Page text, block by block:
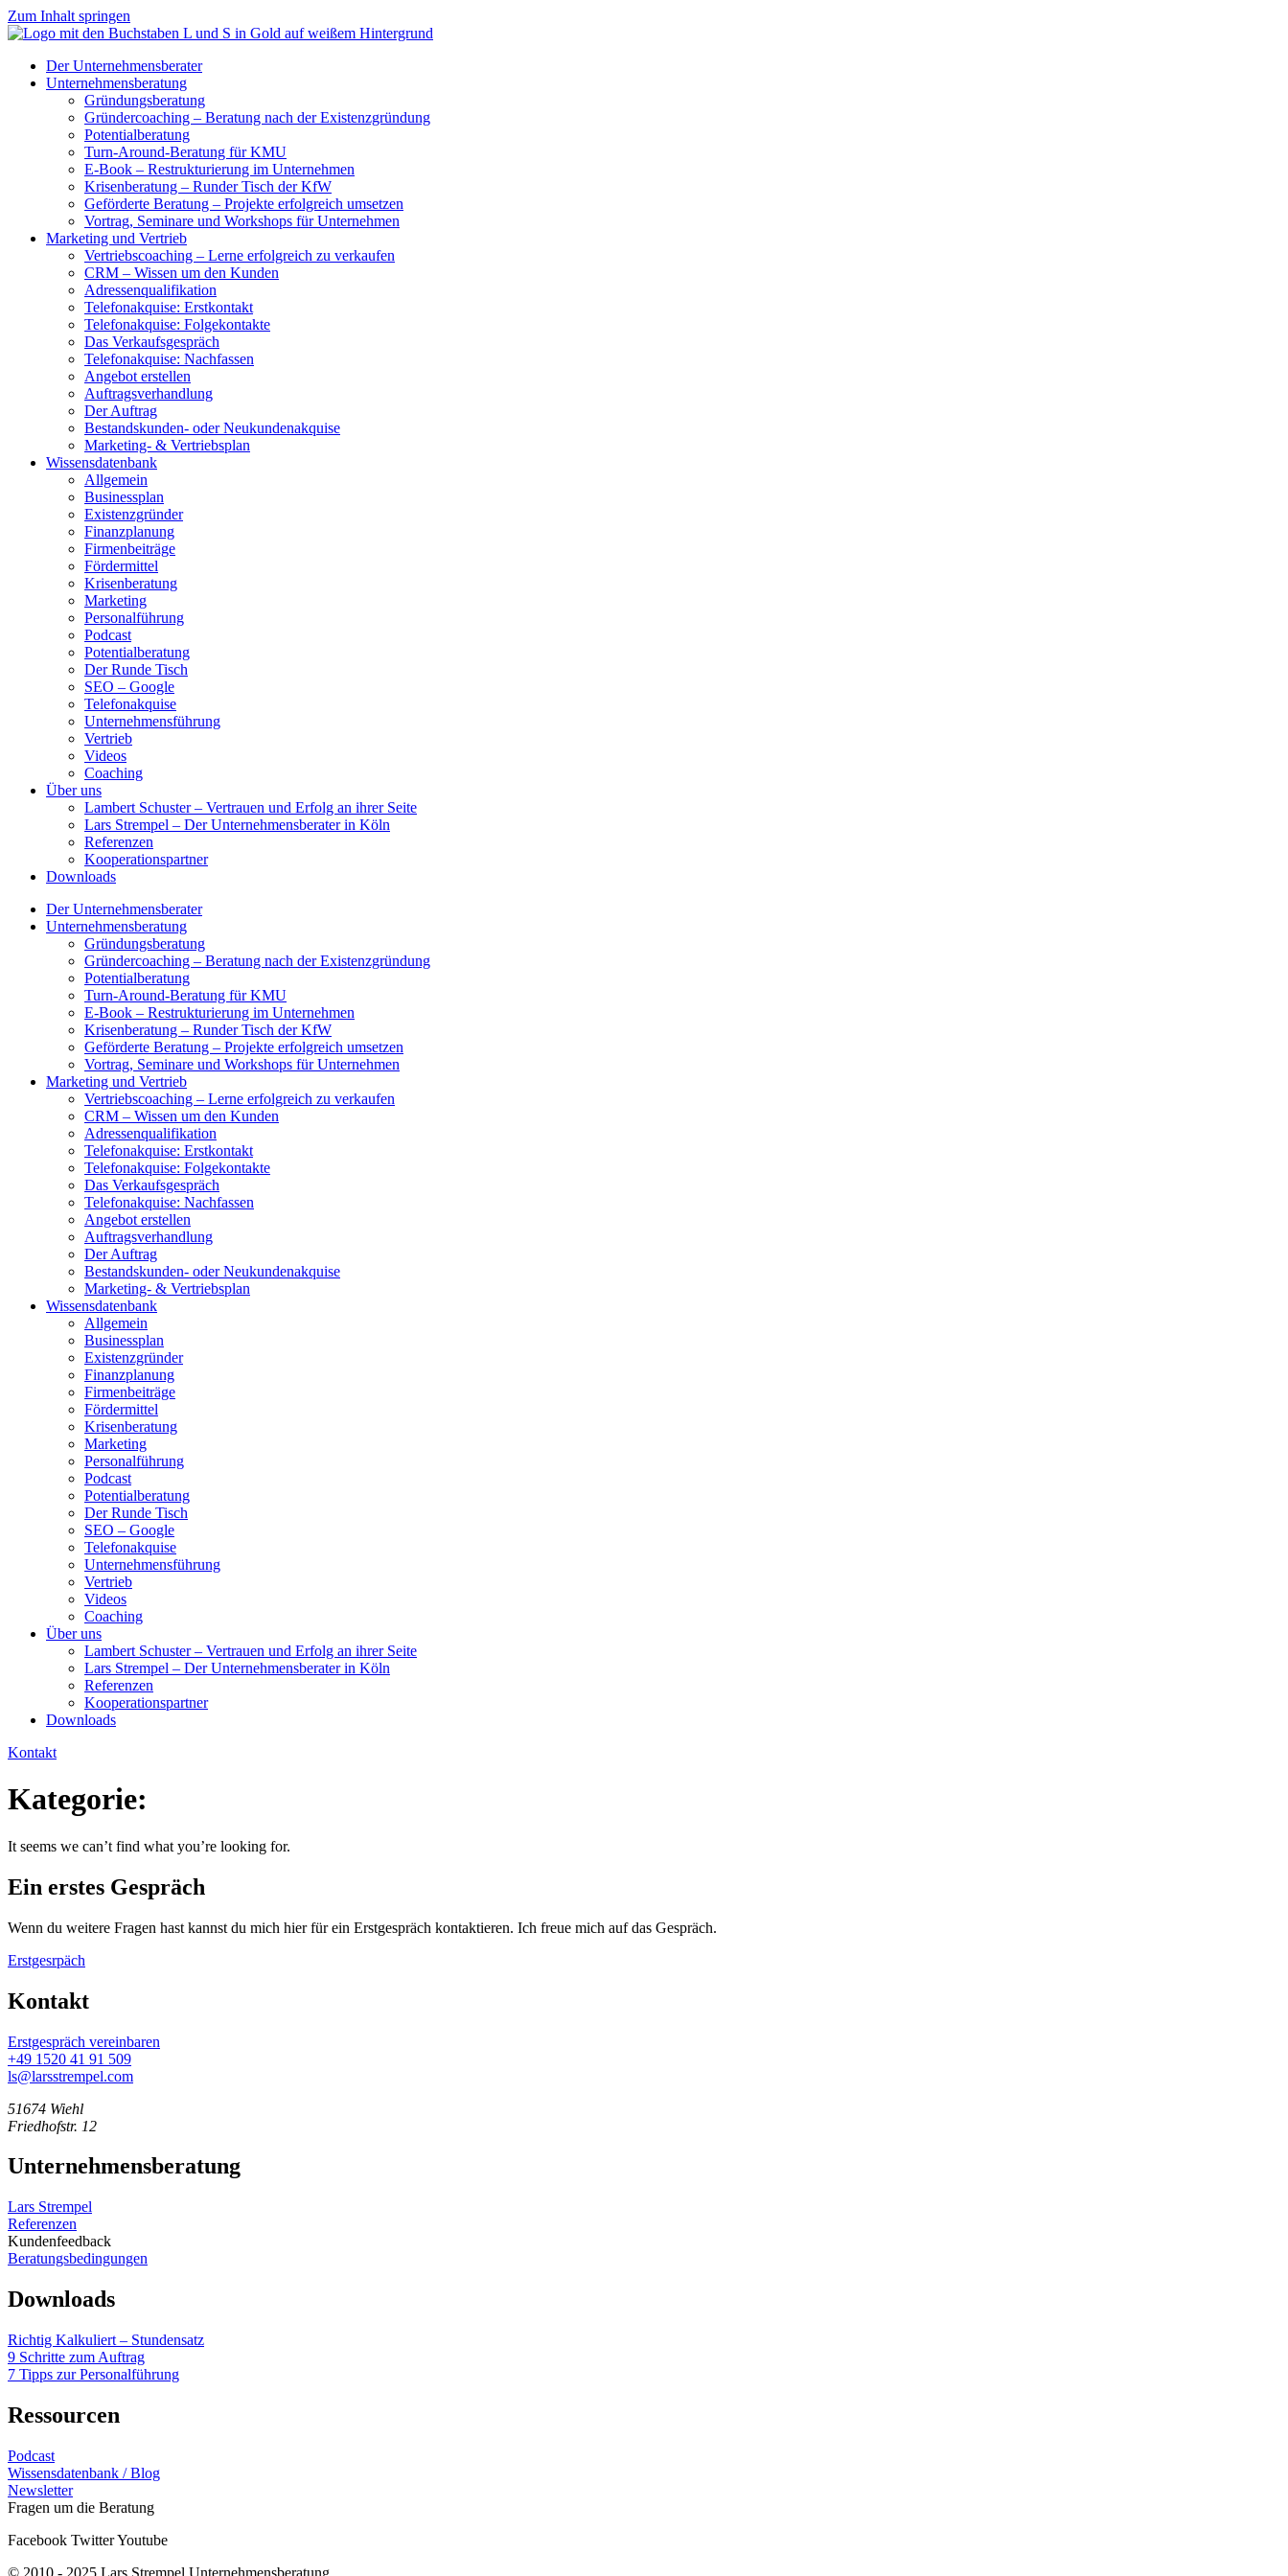
Zum Inhalt springen
Der Unternehmensberater
Unternehmensberatung
Gründungsberatung
Gründercoaching – Beratung nach der Existenzgründung
Potentialberatung
Turn-Around-Beratung für KMU
E-Book – Restrukturierung im Unternehmen
Krisenberatung – Runder Tisch der KfW
Geförderte Beratung – Projekte erfolgreich umsetzen
Vortrag, Seminare und Workshops für Unternehmen
Marketing und Vertrieb
Vertriebscoaching – Lerne erfolgreich zu verkaufen
CRM – Wissen um den Kunden
Adressenqualifikation
Telefonakquise: Erstkontakt
Telefonakquise: Folgekontakte
Das Verkaufsgespräch
Telefonakquise: Nachfassen
Angebot erstellen
Auftragsverhandlung
Der Auftrag
Bestandskunden- oder Neukundenakquise
Marketing- & Vertriebsplan
Wissensdatenbank
Allgemein
Businessplan
Existenzgründer
Finanzplanung
Firmenbeiträge
Fördermittel
Krisenberatung
Marketing
Personalführung
Podcast
Potentialberatung
Der Runde Tisch
SEO – Google
Telefonakquise
Unternehmensführung
Vertrieb
Videos
Coaching
Über uns
Lambert Schuster – Vertrauen und Erfolg an ihrer Seite
Lars Strempel – Der Unternehmensberater in Köln
Referenzen
Kooperationspartner
Downloads
Der Unternehmensberater
Unternehmensberatung
Gründungsberatung
Gründercoaching – Beratung nach der Existenzgründung
Potentialberatung
Turn-Around-Beratung für KMU
E-Book – Restrukturierung im Unternehmen
Krisenberatung – Runder Tisch der KfW
Geförderte Beratung – Projekte erfolgreich umsetzen
Vortrag, Seminare und Workshops für Unternehmen
Marketing und Vertrieb
Vertriebscoaching – Lerne erfolgreich zu verkaufen
CRM – Wissen um den Kunden
Adressenqualifikation
Telefonakquise: Erstkontakt
Telefonakquise: Folgekontakte
Das Verkaufsgespräch
Telefonakquise: Nachfassen
Angebot erstellen
Auftragsverhandlung
Der Auftrag
Bestandskunden- oder Neukundenakquise
Marketing- & Vertriebsplan
Wissensdatenbank
Allgemein
Businessplan
Existenzgründer
Finanzplanung
Firmenbeiträge
Fördermittel
Krisenberatung
Marketing
Personalführung
Podcast
Potentialberatung
Der Runde Tisch
SEO – Google
Telefonakquise
Unternehmensführung
Vertrieb
Videos
Coaching
Über uns
Lambert Schuster – Vertrauen und Erfolg an ihrer Seite
Lars Strempel – Der Unternehmensberater in Köln
Referenzen
Kooperationspartner
Downloads
Kontakt
Kategorie:
It seems we can’t find what you’re looking for.
Ein erstes Gespräch
Wenn du weitere Fragen hast kannst du mich hier für ein Erstgespräch kontaktieren. Ich freue mich auf das Gespräch.
Erstgesrpäch
Kontakt
Erstgespräch vereinbaren
+49 1520 41 91 509
ls@larsstrempel.com
51674 Wiehl
Friedhofstr. 12
Unternehmensberatung
Lars Strempel
Referenzen
Kundenfeedback
Beratungsbedingungen
Downloads
Richtig Kalkuliert – Stundensatz
9 Schritte zum Auftrag
7 Tipps zur Personalführung
Ressourcen
Podcast
Wissensdatenbank / Blog
Newsletter
Fragen um die Beratung
Facebook TwitterYoutube
© 2010 - 2025 Lars Strempel Unternehmensberatung